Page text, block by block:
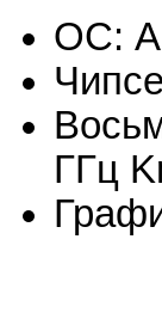
ОС:
ГГц